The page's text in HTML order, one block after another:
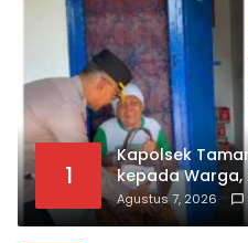
1
Kapolsek
kepada Warga,
Sosial
Agustus 7, 2026